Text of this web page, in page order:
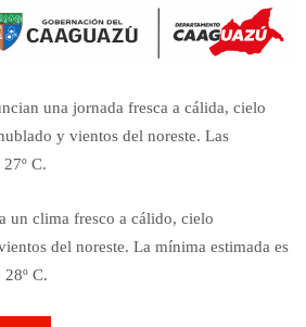
una jornada fresca a cálida, cielo
y vientos del noreste. Las
C.
un clima fresco a cálido, cielo
del noreste. La mínima estimada es
C.